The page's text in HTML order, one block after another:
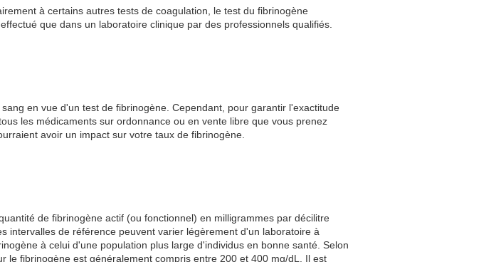
à certains autres tests de coagulation, le test du fibrinogène
que dans un laboratoire clinique par des professionnels qualifiés.
en vue d'un test de fibrinogène. Cependant, pour garantir l'exactitude
les médicaments sur ordonnance ou en vente libre que vous prenez
avoir un impact sur votre taux de fibrinogène.
de fibrinogène actif (ou fonctionnel) en milligrammes par décilitre
intervalles de référence peuvent varier légèrement d'un laboratoire à
à celui d'une population plus large d'individus en bonne santé. Selon
le fibrinogène est généralement compris entre 200 et 400 mg/dL. Il est